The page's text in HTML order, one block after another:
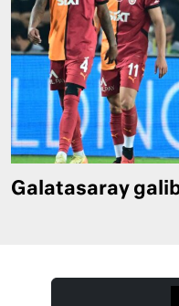
Galatasaray